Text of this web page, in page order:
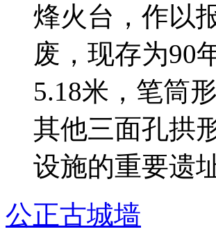
烽火台，作以
废，现存为90
5.18米，笔筒
其他三面孔拱
设施的重要遗
公正古城墙